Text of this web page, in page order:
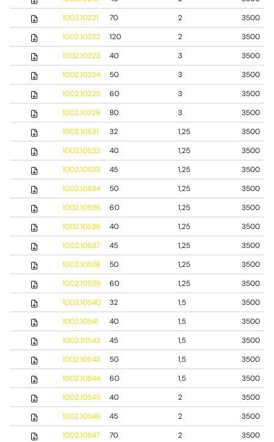
1002.10221
70 2
3500
1002.10222
120 2
3500
1002.10223
40 3
3500
1002.10224
50 3
3500
1002.10225
60 3
3500
1002.10226
80 3
3500
1002.10531
32 1,25
3500
1002.10532
40 1,25
3500
1002.10533
45 1,25
3500
1002.10534
50 1,25
3500
1002.10535
60 1,25
3500
1002.10536
40 1,25
3500
1002.10537
45 1,25
3500
1002.10538
50 1,25
3500
1002.10539
60 1,25
3500
1002.10540
32 1,5
3500
1002.10541
40 1,5
3500
1002.10542
45 1,5
3500
1002.10543
50 1,5
3500
1002.10544
60 1,5
3500
1002.10545
40 2
3500
1002.10546
45 2
3500
1002.10547
70 2
3500